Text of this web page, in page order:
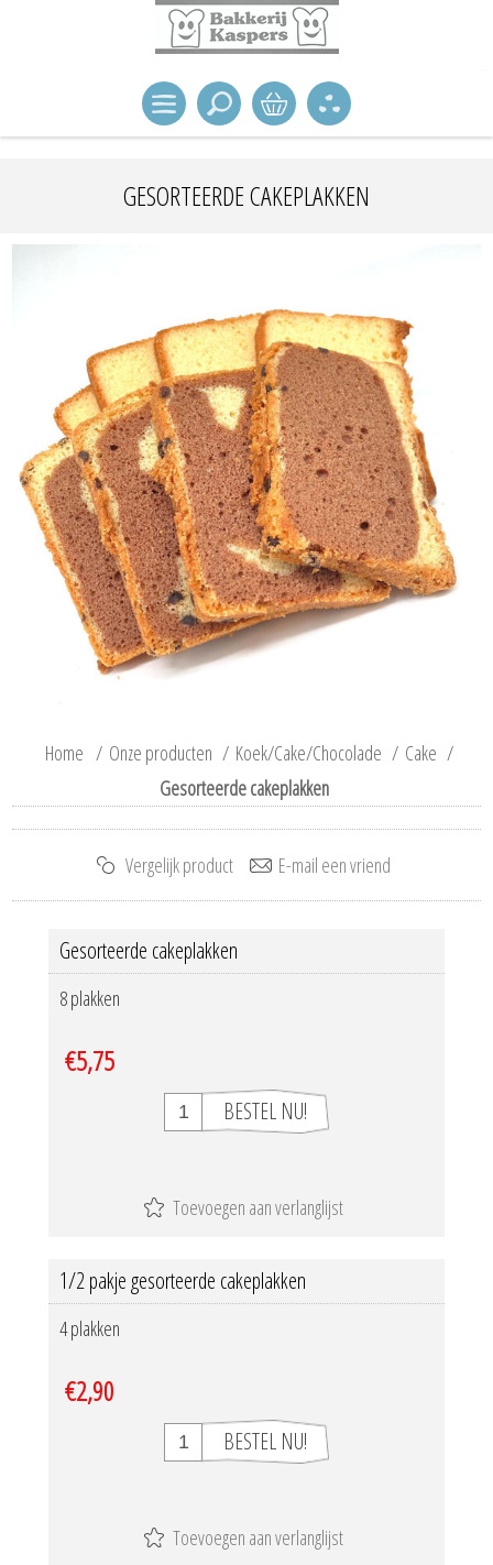
GESORTEERDE CAKEPLAKKEN
Home / Onze producten / Koek/Cake/Chocolade / Cake /
Gesorteerde cakeplakken
Gesorteerde cakeplakken
8 plakken
€5,75
1/2 pakje gesorteerde cakeplakken
4 plakken
€2,90